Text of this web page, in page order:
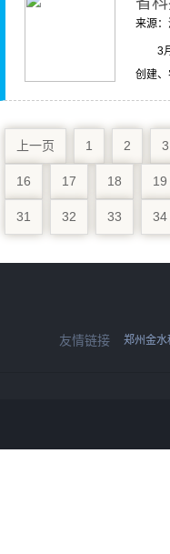
来源
3
创建
上一页 1 2 3
16 17 18 19
31 32 33 34
友情链接 郑州金水